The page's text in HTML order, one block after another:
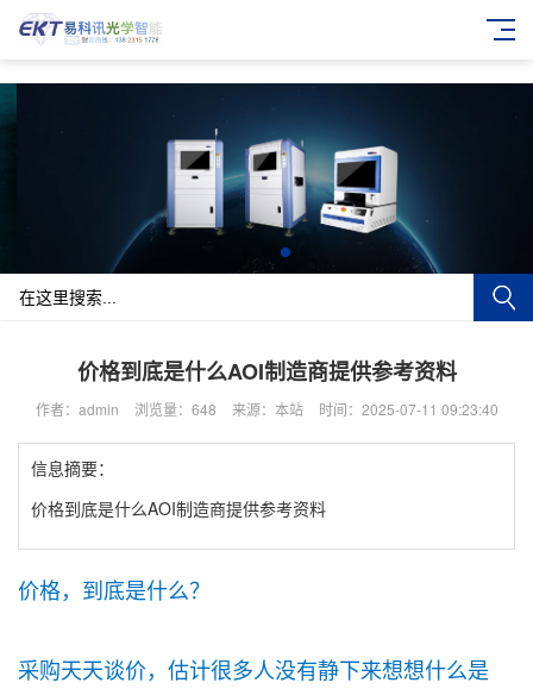
价格到底是什么AOI制造商提供参考资料
作者：admin 浏览量：648 来源：本站 时间：2025-07-11 09:23:40
信息摘要：
价格到底是什么AOI制造商提供参考资料
价格，到底是什么？
采购天天谈价，估计很多人没有静下来想想什么是